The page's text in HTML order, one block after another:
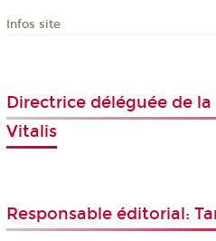
Infos site
Directrice déléguée de
Vitalis
Responsable éditorial: